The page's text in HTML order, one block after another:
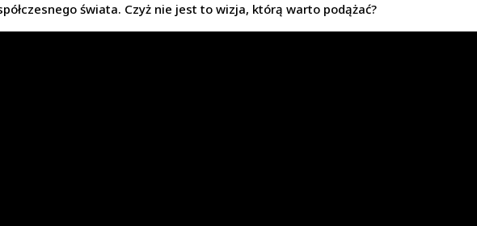
świata. Czyż nie jest to wizja, którą warto podążać?